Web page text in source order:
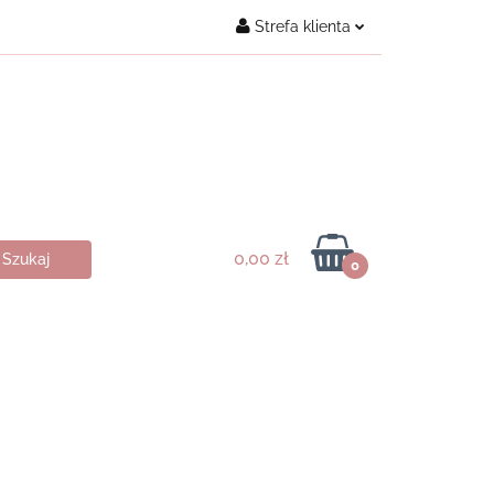
Strefa klienta
0,00 zł 0